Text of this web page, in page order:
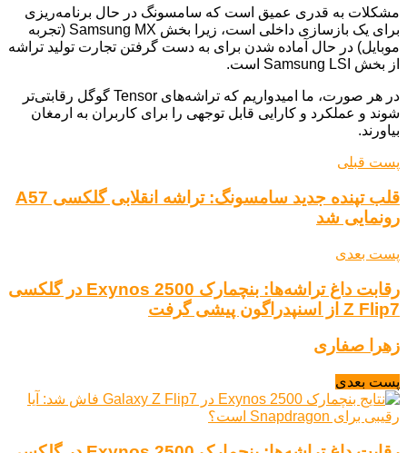
مشکلات به قدری عمیق است که سامسونگ در حال برنامه‌ریزی
برای یک بازسازی داخلی است، زیرا بخش Samsung MX (تجربه
موبایل) در حال آماده شدن برای به دست گرفتن تجارت تولید تراشه
از بخش Samsung LSI است.
در هر صورت، ما امیدواریم که تراشه‌های Tensor گوگل رقابتی‌تر
شوند و عملکرد و کارایی قابل توجهی را برای کاربران به ارمغان
بیاورند.
پست قبلی
قلب تپنده جدید سامسونگ: تراشه انقلابی گلکسی A57
رونمایی شد
پست بعدی
رقابت داغ تراشه‌ها: بنچمارک Exynos 2500 در گلکسی
Z Flip7 از اسنپدراگون پیشی گرفت
زهرا صفاری
پست بعدی